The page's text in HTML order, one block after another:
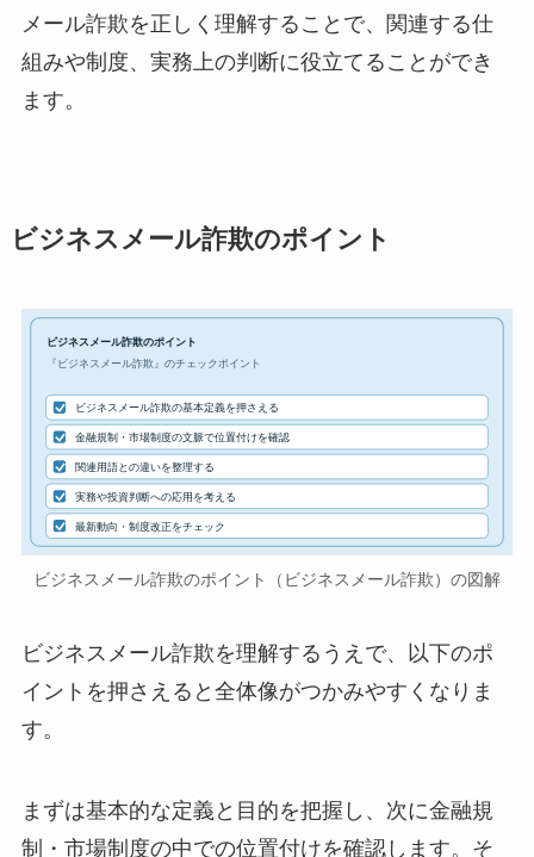
メール詐欺を正しく理解することで、関連する仕
組みや制度、実務上の判断に役立てることができ
ます。
ビジネスメール詐欺のポイント
ビジネスメール詐欺のポイント
『ビジネスメール詐欺』のチェックポイント
ビジネスメール詐欺の基本定義を押さえる
金融規制・市場制度の文脈で位置付けを確認
関連用語との違いを整理する
実務や投資判断への応用を考える
最新動向・制度改正をチェック
ビジネスメール詐欺のポイント（ビジネスメール詐欺）の図解
ビジネスメール詐欺を理解するうえで、以下のポ
イントを押さえると全体像がつかみやすくなりま
す。
まずは基本的な定義と目的を把握し、次に金融規
制・市場制度の中での位置付けを確認します。そ